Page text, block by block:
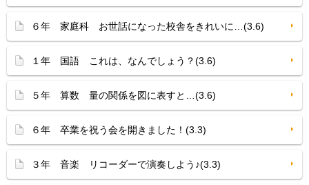
６年 家庭科 お世話になった校舎をきれいに…(3.6)
１年 国語 これは、なんでしょう？(3.6)
５年 算数 量の関係を図に表すと…(3.6)
６年 卒業を祝う会を開きました！(3.3)
３年 音楽 リコーダーで演奏しよう♪(3.3)